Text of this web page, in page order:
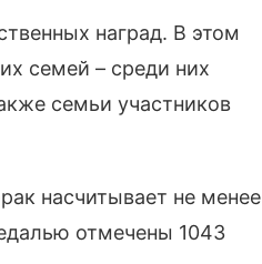
наград. В этом
семей – среди них
семьи участников
насчитывает не менее
отмечены 1043